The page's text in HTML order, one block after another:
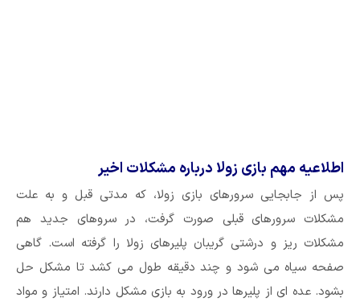
اطلاعیه مهم بازی زولا درباره مشکلات اخیر
پس از جابجایی سرورهای بازی زولا، که مدتی قبل و به علت
مشکلات سرورهای قبلی صورت گرفت، در سروهای جدید هم
مشکلات ریز و درشتی گریبان پلیرهای زولا را گرفته است. گاهی
صفحه سیاه می شود و چند دقیقه طول می کشد تا مشکل حل
بشود. عده ای از پلیرها در ورود به بازی مشکل دارند. امتیاز و مواد